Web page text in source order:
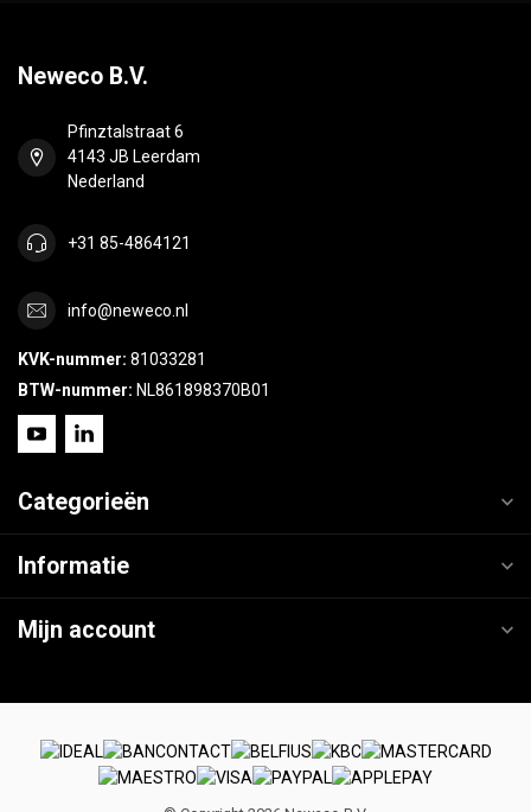
Neweco B.V.
Pfinztalstraat 6
4143 JB Leerdam
Nederland
+31 85-4864121
info@neweco.nl
KVK-nummer: 81033281
BTW-nummer: NL861898370B01
Categorieën
Informatie
Mijn account